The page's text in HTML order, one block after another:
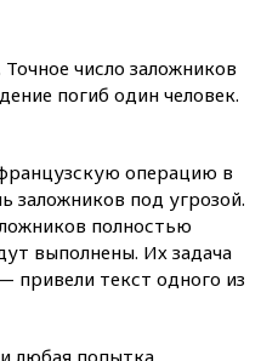
Матвиенко: россиянам
рекомендовать не
украинский беспилотник
Россией
Ямпольская призвала
олимпиады
поступления в вузы
число заложников
погиб один человек.
операцию в
заложников под угрозой.
полностью
выполнены. Их задача
привели текст одного из
любая попытка